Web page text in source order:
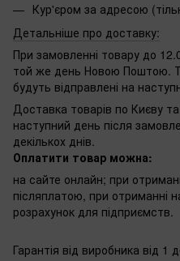
Кур'єром за адресою
Детальніше про доставку:
При замовленні товару до
той же день Новою Поштою.
будуть відправлені на
Доставка товарів по Києву
наступний день після
декількох днів.
Оплатити товар можна:
на сайте онлайн; при
післяплатою, при отриманні
розрахунок для підприємств.
Гарантія від виробника від 1